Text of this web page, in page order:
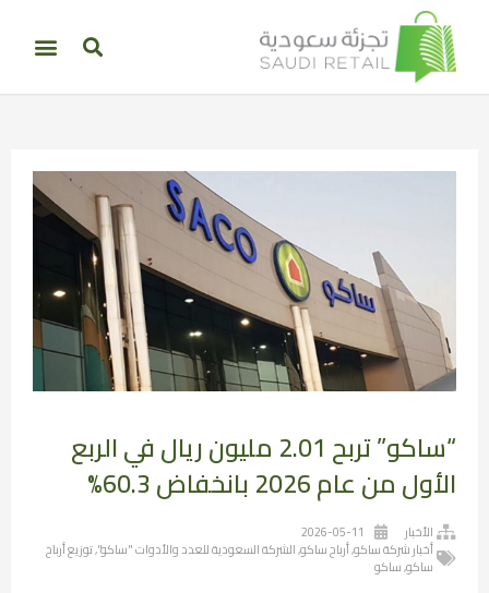
“ساكو” تربح 2.01 مليون ريال في الربع
الأول من عام 2026 بانخفاض 60.3%
الأخبار
2026-05-11
أخبار شركة ساكو,أرباح ساكو,الشركة السعودية للعدد والأدوات "ساكو",توزيع أرباح
ساكو,ساكو